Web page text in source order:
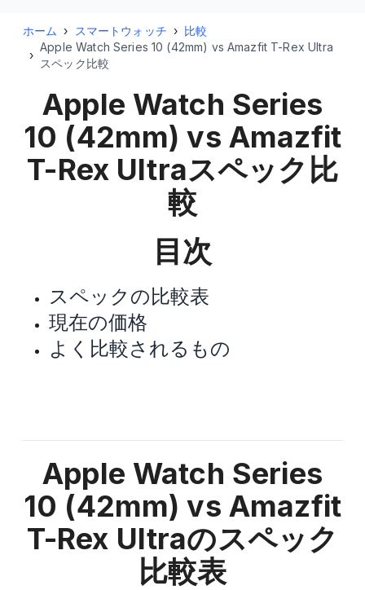
ホーム › スマートウォッチ › 比較
›
Apple Watch Series 10 (42mm) vs Amazfit T-Rex Ultra
スペック比較
Apple Watch Series
10 (42mm) vs Amazfit
T-Rex Ultraスペック比
較
目次
スペックの比較表
現在の価格
よく比較されるもの
Apple Watch Series
10 (42mm) vs Amazfit
T-Rex Ultraのスペック
比較表